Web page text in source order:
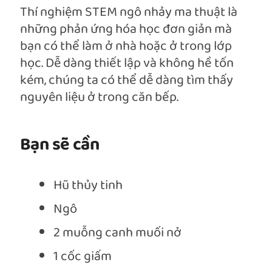
Thí nghiệm STEM ngô nhảy ma thuật là
những phản ứng hóa học đơn giản mà
bạn có thể làm ở nhà hoặc ở trong lớp
học. Dễ dàng thiết lập và không hề tốn
kém, chúng ta có thể dễ dàng tìm thấy
nguyên liệu ở trong căn bếp.
Bạn sẽ cần
Hũ thủy tinh
Ngô
2 muỗng canh muối nở
1 cốc giấm